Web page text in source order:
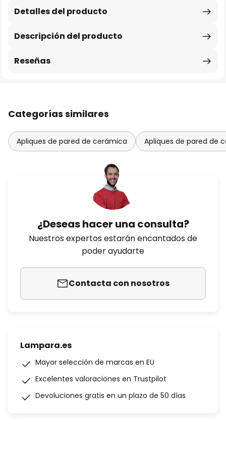
Descripción del producto
Detalles del producto
Reseñas
Categorías similares
Apliques de pared de cerámica Apliques de pared de
¿Deseas hacer una consulta?
Nuestros expertos estarán encantados de
poder ayudarte
Contacta con nosotros
Lampara.es
Mayor selección de marcas en EU
Excelentes valoraciones en Trustpilot
Devoluciones gratis en un plazo de 50 días